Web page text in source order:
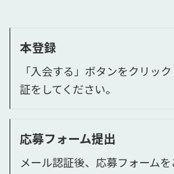
本登録
「入会する」ボタンをクリッ
証をしてください。
応募フォーム提出
メール認証後、応募フォーム